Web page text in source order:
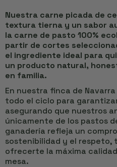
Nuestra carne picada de
textura tierna y un sabor
la carne de pasto 100%
partir de cortes
el ingrediente ideal para
un producto natural,
en familia.
En nuestra finca de
todo el ciclo para
asegurando que nuestros
únicamente de los pastos
ganadería refleja un
sostenibilidad y el respeto,
ofrecerte la máxima
mesa.